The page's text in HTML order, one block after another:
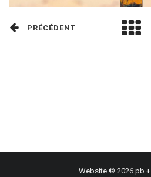
PRÉCÉDENT
Website © 2026 pb +